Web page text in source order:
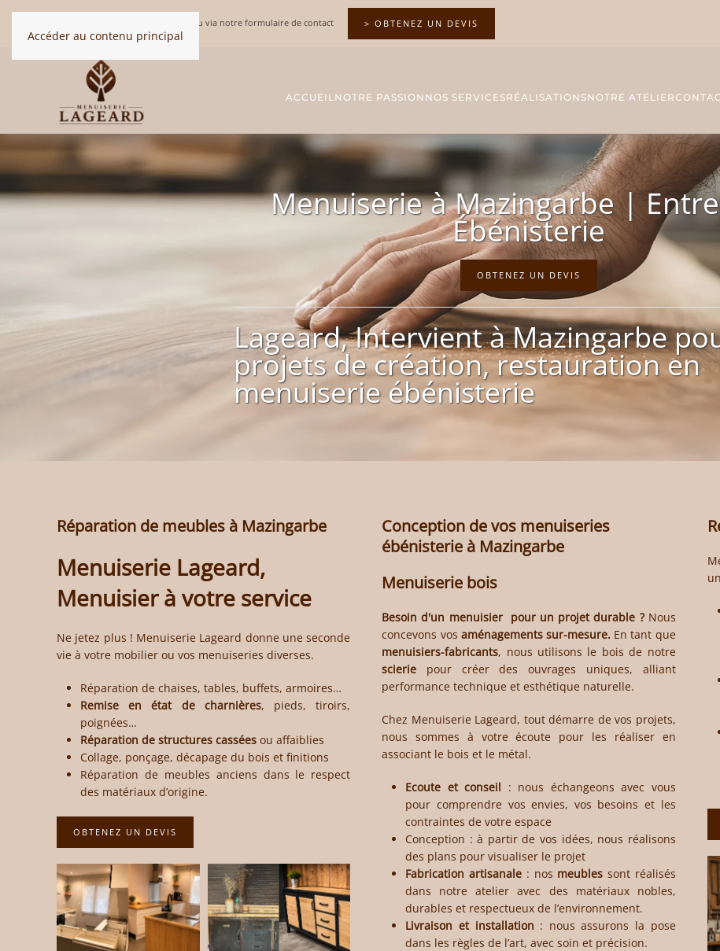
Accéder au contenu principal
ou via notre formulaire de contact > OBTENEZ UN DEVIS
ACCUEILNOTRE PASSION NOS SERVICESRÉALISATIONSNOTRE ATELIER
Menuiserie à Mazingarbe |
Ébénisterie
OBTENEZ UN DEVIS
Lageard, Intervient à Mazingarbe
projets de création, restauration en
menuiserie ébénisterie
Réparation de meubles à Mazingarbe
Menuiserie Lageard,
Menuisier à votre service
Ne jetez plus ! Menuiserie Lageard donne une seconde
vie à votre mobilier ou vos menuiseries diverses.
Réparation de chaises, tables, buffets, armoires…
Remise en état de charnières, pieds, tiroirs,
poignées…
Réparation de structures cassées ou affaiblies
Collage, ponçage, décapage du bois et finitions
Réparation de meubles anciens dans le respect
des matériaux d’origine.
OBTENEZ UN DEVIS
Conception de vos menuiseries
ébénisterie à Mazingarbe
Menuiserie bois
Besoin d'un menuisier pour un projet durable ? Nous
concevons vos aménagements sur-mesure. En tant que
menuisiers-fabricants, nous utilisons le bois de notre
scierie pour créer des ouvrages uniques, alliant
performance technique et esthétique naturelle.
Chez Menuiserie Lageard, tout démarre de vos projets,
nous sommes à votre écoute pour les réaliser en
associant le bois et le métal.
Ecoute et conseil : nous échangeons avec vous
pour comprendre vos envies, vos besoins et les
contraintes de votre espace
Conception : à partir de vos idées, nous réalisons
des plans pour visualiser le projet
Fabrication artisanale : nos meubles sont réalisés
dans notre atelier avec des matériaux nobles,
durables et respectueux de l’environnement.
Livraison et installation : nous assurons la pose
dans les règles de l’art, avec soin et précision.